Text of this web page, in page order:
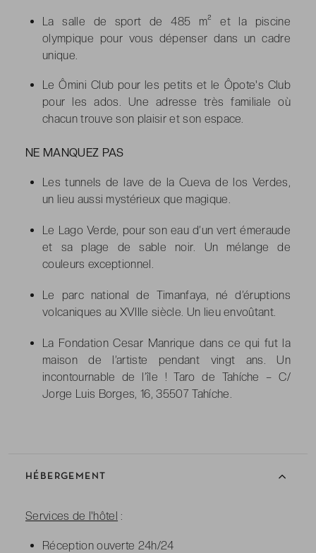
La salle de sport de 485 m² et la piscine
olympique pour vous dépenser dans un cadre
unique.
Le Ômini Club pour les petits et le Ôpote's Club
pour les ados. Une adresse très familiale où
chacun trouve son plaisir et son espace.
NE MANQUEZ PAS
Les tunnels de lave de la Cueva de los Verdes,
un lieu aussi mystérieux que magique.
Le Lago Verde, pour son eau d’un vert émeraude
et sa plage de sable noir. Un mélange de
couleurs exceptionnel.
Le parc national de Timanfaya, né d’éruptions
volcaniques au XVIIIe siècle. Un lieu envoûtant.
La Fondation Cesar Manrique dans ce qui fut la
maison de l’artiste pendant vingt ans. Un
incontournable de l’île ! Taro de Tahíche – C/
Jorge Luis Borges, 16, 35507 Tahíche.
HÉBERGEMENT
Services de l'hôtel :
Réception ouverte 24h/24